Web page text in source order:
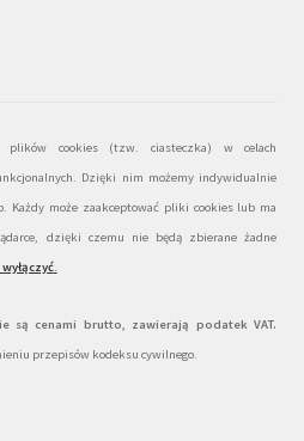
plików cookies (tzw. ciasteczka) w celach
Dzięki nim możemy indywidualnie
Każdy może zaakceptować pliki cookies lub ma
dzięki czemu nie będą zbierane żadne
.
są cenami brutto, zawierają podatek VAT.
przepisów kodeksu cywilnego.